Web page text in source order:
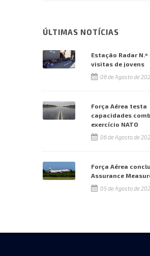
ÚLTIMAS NOTÍCIAS
Estação Radar N.º
visitas de jovens
06 de Agosto de
Força Aérea testa
capacidades
exercício NATO
06 de Agosto de
Força Aérea
Assurance
05 de Agosto de